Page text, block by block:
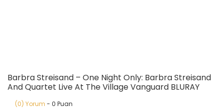
Barbra Streisand ‎– One Night Only: Barbra Streisand
And Quartet Live At The Village Vanguard BLURAY
(0) Yorum - 0 Puan